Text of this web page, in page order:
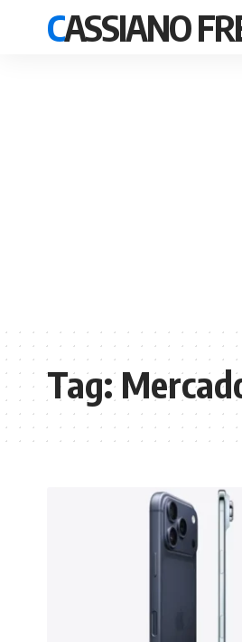
CASSIANO
Tag: